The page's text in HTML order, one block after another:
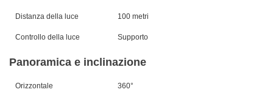
Distanza della luce 100 metri
Controllo della luce Supporto
Panoramica e inclinazione
Orizzontale 360°